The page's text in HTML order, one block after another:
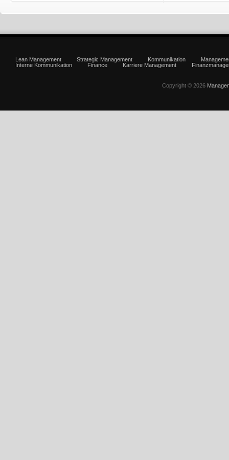
Lean Management Strategic Management Kommunikation
Interne Kommunikation
Finance Karriere Management
Copyright © 2026